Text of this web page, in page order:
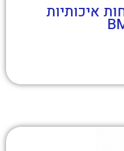
איכותיות